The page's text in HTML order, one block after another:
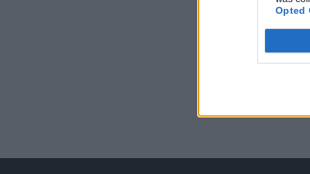
Opted
kötéslistái
MÁR